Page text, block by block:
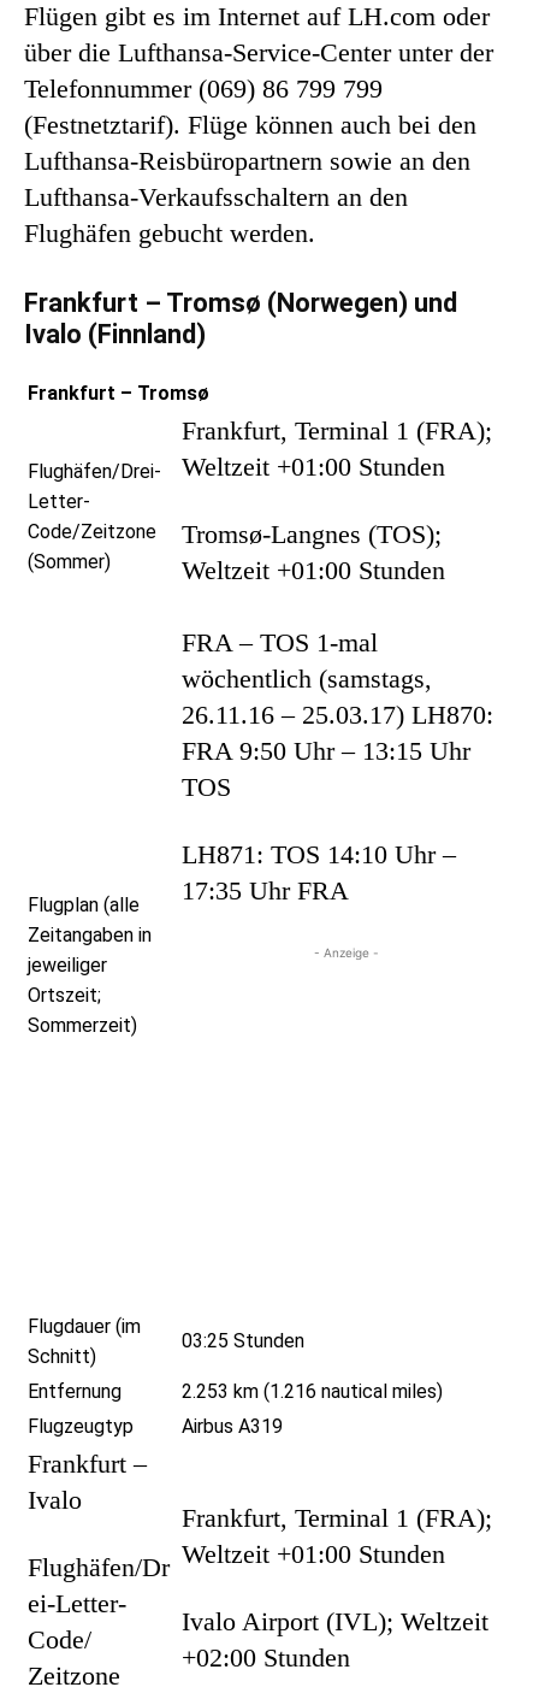
Flügen gibt es im Internet auf LH.com oder
über die Lufthansa-Service-Center unter der
Telefonnummer (069) 86 799 799
(Festnetztarif). Flüge können auch bei den
Lufthansa-Reisbüropartnern sowie an den
Lufthansa-Verkaufsschaltern an den
Flughäfen gebucht werden.
Frankfurt – Tromsø (Norwegen) und
Ivalo (Finnland)
Frankfurt – Tromsø
Flughäfen/Drei-
Letter-
Code/Zeitzone
(Sommer)
Frankfurt, Terminal 1 (FRA);
Weltzeit +01:00 Stunden
Tromsø-Langnes (TOS);
Weltzeit +01:00 Stunden
Flugplan (alle
Zeitangaben in
jeweiliger
Ortszeit;
Sommerzeit)
FRA – TOS 1-mal
wöchentlich (samstags,
26.11.16 – 25.03.17) LH870:
FRA 9:50 Uhr – 13:15 Uhr
TOS
LH871: TOS 14:10 Uhr –
17:35 Uhr FRA
- Anzeige -
Flugdauer (im
Schnitt)
03:25 Stunden
Entfernung
2.253 km (1.216 nautical miles)
Flugzeugtyp
Airbus A319
Frankfurt –
Ivalo
Flughäfen/Dr
ei-Letter-
Code/
Zeitzone
Frankfurt, Terminal 1 (FRA);
Weltzeit +01:00 Stunden
Ivalo Airport (IVL); Weltzeit
+02:00 Stunden